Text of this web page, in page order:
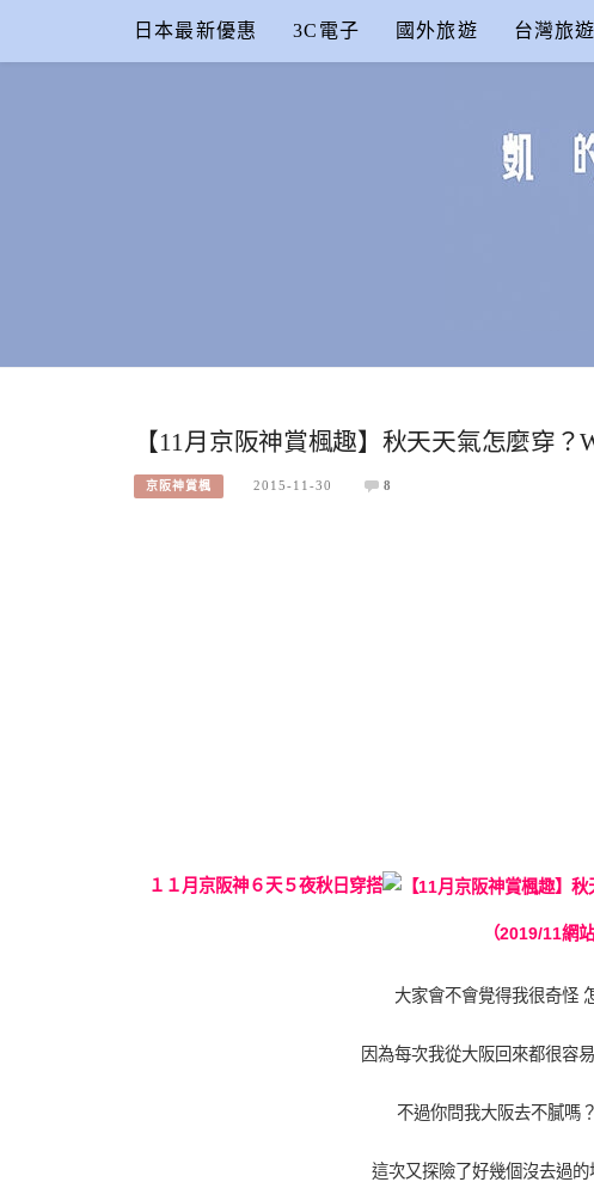
content
日本最新優惠 3C電子 國外旅遊 台灣旅遊
【11月京阪神賞楓趣】秋天天氣怎麼穿
京阪神賞楓 2015-11-30 8
１１月京阪神６天５夜秋日穿搭
（2019/11網
大家會不會覺得我很奇怪
因為每次我從大阪回來都很容
不過你問我大阪去不膩嗎
這次又探險了好幾個沒去過